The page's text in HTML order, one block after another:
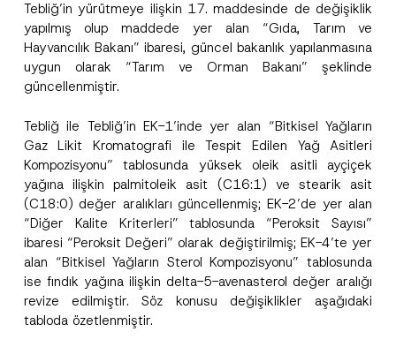
Tebliğ’in yürütmeye ilişkin 17. maddesinde de değişiklik
yapılmış olup maddede yer alan “Gıda, Tarım ve
Hayvancılık Bakanı” ibaresi, güncel bakanlık yapılanmasına
uygun olarak “Tarım ve Orman Bakanı” şeklinde
güncellenmiştir.
Tebliğ ile Tebliğ’in EK-1’inde yer alan “Bitkisel Yağların
Gaz Likit Kromatografi ile Tespit Edilen Yağ Asitleri
Kompozisyonu” tablosunda yüksek oleik asitli ayçiçek
yağına ilişkin palmitoleik asit (C16:1) ve stearik asit
(C18:0) değer aralıkları güncellenmiş; EK-2’de yer alan
“Diğer Kalite Kriterleri” tablosunda “Peroksit Sayısı”
ibaresi “Peroksit Değeri” olarak değiştirilmiş; EK-4’te yer
alan “Bitkisel Yağların Sterol Kompozisyonu” tablosunda
ise fındık yağına ilişkin delta-5-avenasterol değer aralığı
revize edilmiştir. Söz konusu değişiklikler aşağıdaki
tabloda özetlenmiştir.
Soyad*
Firma
Pozisyon
E-Posta Adresi*
i
s
y
o
n
F
r
m
E
-
P
o